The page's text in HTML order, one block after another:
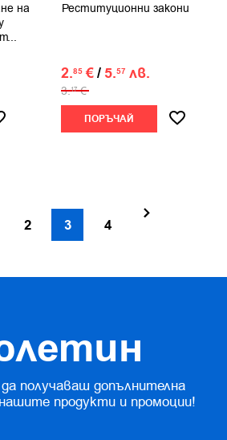
на
Реституционни закони
2.85 €/ 5.57 лв.
3.17 €
ПОРЪЧАЙ
2 3 4
получаваш допълнителна
продукти и промоции!